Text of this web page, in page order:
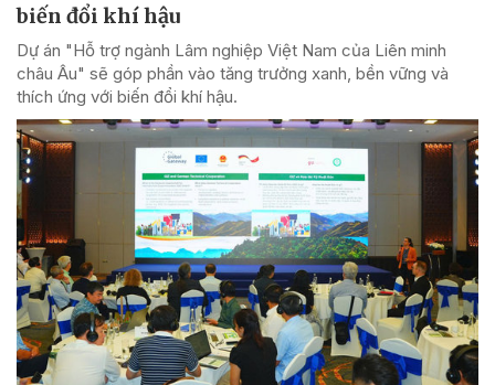
biến đổi khí hậu
Dự án "Hỗ trợ ngành Lâm nghiệp Việt Nam của Liên minh
châu Âu" sẽ góp phần vào tăng trưởng xanh, bền vững và
thích ứng với biến đổi khí hậu.